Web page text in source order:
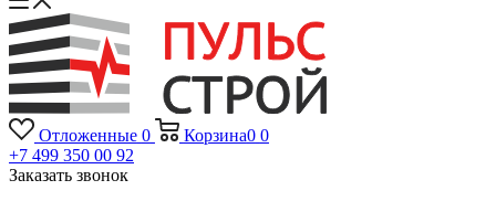
Отложенные 0 Корзина0 0
+7 499 350 00 92
Заказать звонок